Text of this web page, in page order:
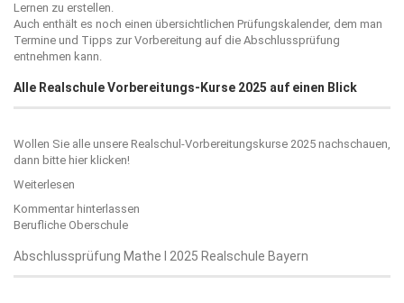
Lernen zu erstellen.
Auch enthält es noch einen übersichtlichen Prüfungskalender, dem man
Termine und Tipps zur Vorbereitung auf die Abschlussprüfung
entnehmen kann.
Alle Realschule Vorbereitungs-Kurse 2025 auf einen Blick
Wollen Sie alle unsere Realschul-Vorbereitungskurse 2025 nachschauen,
dann bitte hier klicken!
Weiterlesen
Kommentar hinterlassen
Berufliche Oberschule
Abschlussprüfung Mathe I 2025 Realschule Bayern